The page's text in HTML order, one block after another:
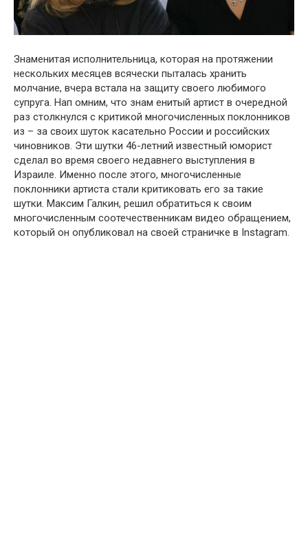
Знаменитая исполнительница, которая на протяжении
нескольких месяцев всячески пыталась хранить
молчание, вчера встала на защиту своего любимого
супруга. Нап омним, что знам енитый артист в очередной
раз столкнулся с критикой многочисленных поклонников
из – за своих шуток касательно России и российских
чиновников. Эти шутки 46-летний известный юморист
сделал во время своего недавнего выступления в
Израиле. Именно после этого, многочисленные
поклонники артиста стали критиковать его за такие
шутки. Максим Галкин, решил обратиться к своим
многочисленным соотечественникам видео обращением,
который он опубликовал на своей страничке в Instagram.